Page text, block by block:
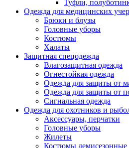
Туфли,
Одежда для медицинских
Брюки и блузы
Головные уборы
Костюмы
Халаты
Защитная спецодежда
Влагозащитная одежда
Огнестойкая одежда
Одежда для защиты от
Одежда для защиты от
Сигнальная одежда
Одежда для охотников и
Аксессуары, перчатки
Головные уборы
Жилеты
Костюмы демисезонные